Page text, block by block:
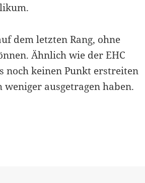
dem letzten Rang, ohne
Ähnlich wie der EHC
noch keinen Punkt erstreiten
ausgetragen haben.